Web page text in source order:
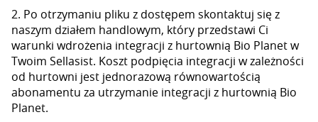
2. Po otrzymaniu pliku z dostępem skontaktuj się z
naszym działem handlowym, który przedstawi Ci
warunki wdrożenia integracji z hurtownią Bio Planet w
Twoim Sellasist. Koszt podpięcia integracji w zależności
od hurtowni jest jednorazową równowartością
abonamentu za utrzymanie integracji z hurtownią Bio
Planet.